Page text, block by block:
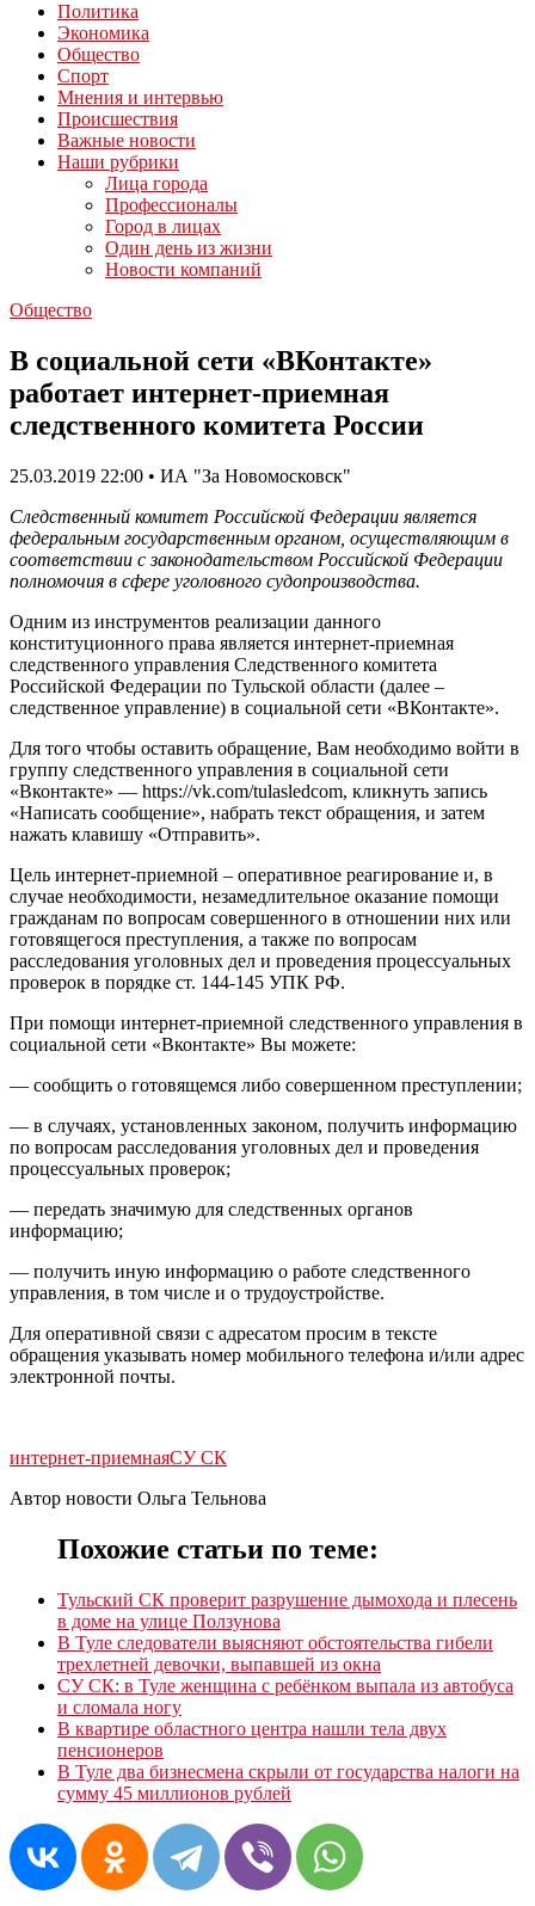
Политика
Экономика
Общество
Спорт
Мнения и интервью
Происшествия
Важные новости
Наши рубрики
Лица города
Профессионалы
Город в лицах
Один день из жизни
Новости компаний
Общество
В социальной сети «ВКонтакте»
работает интернет-приемная
следственного комитета России
25.03.2019 22:00 • ИА "За Новомосковск"
Следственный комитет Российской Федерации является
федеральным государственным органом, осуществляющим в
соответствии с законодательством Российской Федерации
полномочия в сфере уголовного судопроизводства.
Одним из инструментов реализации данного
конституционного права является интернет-приемная
следственного управления Следственного комитета
Российской Федерации по Тульской области (далее –
следственное управление) в социальной сети «ВКонтакте».
Для того чтобы оставить обращение, Вам необходимо войти в
группу следственного управления в социальной сети
«Вконтакте» — https://vk.com/tulasledcom, кликнуть запись
«Написать сообщение», набрать текст обращения, и затем
нажать клавишу «Отправить».
Цель интернет-приемной – оперативное реагирование и, в
случае необходимости, незамедлительное оказание помощи
гражданам по вопросам совершенного в отношении них или
готовящегося преступления, а также по вопросам
расследования уголовных дел и проведения процессуальных
проверок в порядке ст. 144-145 УПК РФ.
При помощи интернет-приемной следственного управления в
социальной сети «Вконтакте» Вы можете:
— сообщить о готовящемся либо совершенном преступлении;
— в случаях, установленных законом, получить информацию
по вопросам расследования уголовных дел и проведения
процессуальных проверок;
— передать значимую для следственных органов
информацию;
— получить иную информацию о работе следственного
управления, в том числе и о трудоустройстве.
Для оперативной связи с адресатом просим в тексте
обращения указывать номер мобильного телефона и/или адрес
электронной почты.
интернет-приемнаяСУ СК
Автор новости Ольга Тельнова
Похожие статьи по теме:
Тульский СК проверит разрушение дымохода и плесень
в доме на улице Ползунова
В Туле следователи выясняют обстоятельства гибели
трехлетней девочки, выпавшей из окна
СУ СК: в Туле женщина с ребёнком выпала из автобуса
и сломала ногу
В квартире областного центра нашли тела двух
пенсионеров
В Туле два бизнесмена скрыли от государства налоги на
сумму 45 миллионов рублей